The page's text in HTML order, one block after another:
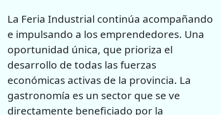
La Feria Industrial continúa acompañando
e impulsando a los emprendedores. Una
oportunidad única, que prioriza el
desarrollo de todas las fuerzas
económicas activas de la provincia. La
gastronomía es un sector que se ve
directamente beneficiado por la